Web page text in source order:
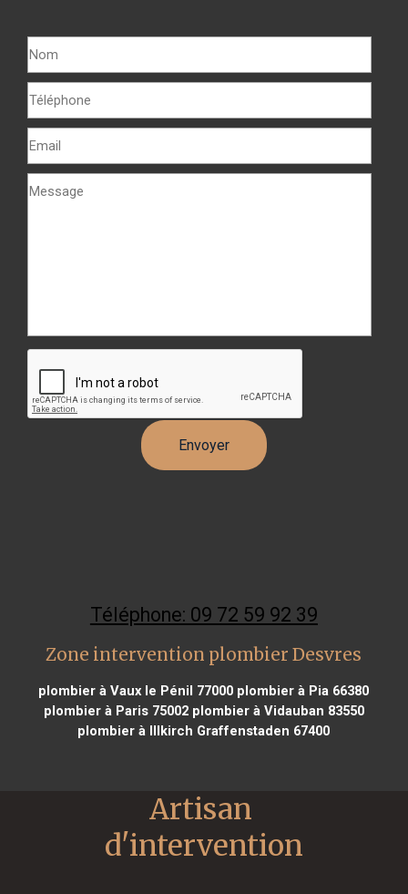
Téléphone: 09 72 59 92 39
Zone intervention plombier Desvres
plombier à Vaux le Pénil 77000 plombier à Pia 66380
plombier à Paris 75002plombier à Vidauban 83550
plombier à Illkirch Graffenstaden 67400
Artisan
d'intervention